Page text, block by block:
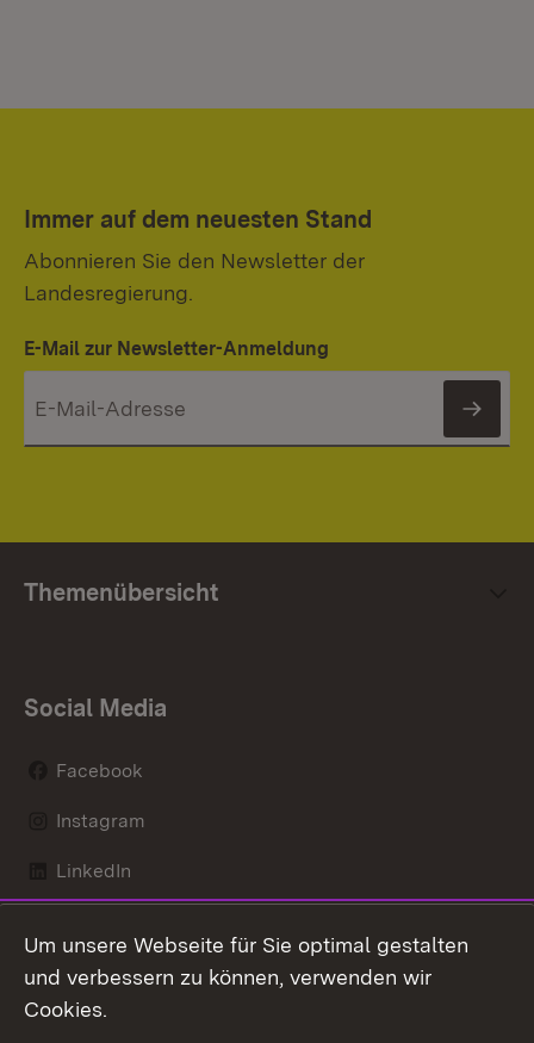
Immer auf dem neuesten Stand
Abonnieren Sie den Newsletter der
Landesregierung.
E-Mail zur Newsletter-Anmeldung
Themenübersicht
Social Media
Facebook
Instagram
LinkedIn
X / Twitter
Youtube
Um unsere Webseite für Sie optimal gestalten
und verbessern zu können, verwenden wir
Cookies.